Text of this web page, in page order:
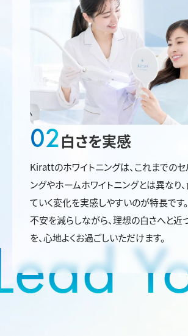
02白さを実感
Kirattのホワイトニングは、これまでのセ
ングやホームホワイトニングとは異なり
ていく変化を実感しやすいのが特長です。
不安を減らしながら、理想の白さへと近
を、心地よくお過ごしいただけます。